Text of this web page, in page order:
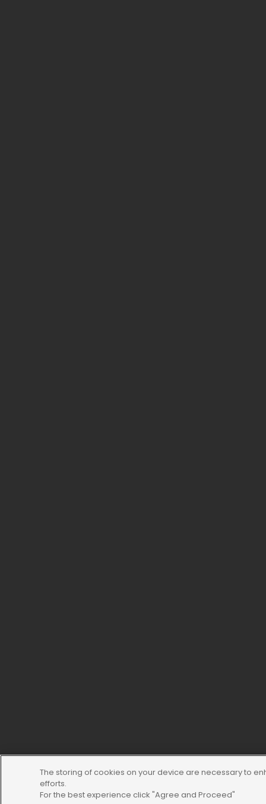
The storing of cookies on your device are necessary to
efforts.
For the best experience click "Agree and Proceed"